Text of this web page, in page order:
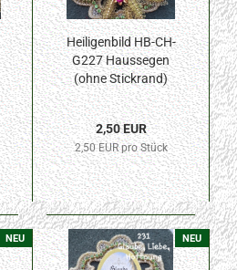
Heiligenbild HB-CH-
G227 Haussegen
(ohne Stickrand)
40x55mm
2,50 EUR
2,50 EUR pro Stück
NEU NEU